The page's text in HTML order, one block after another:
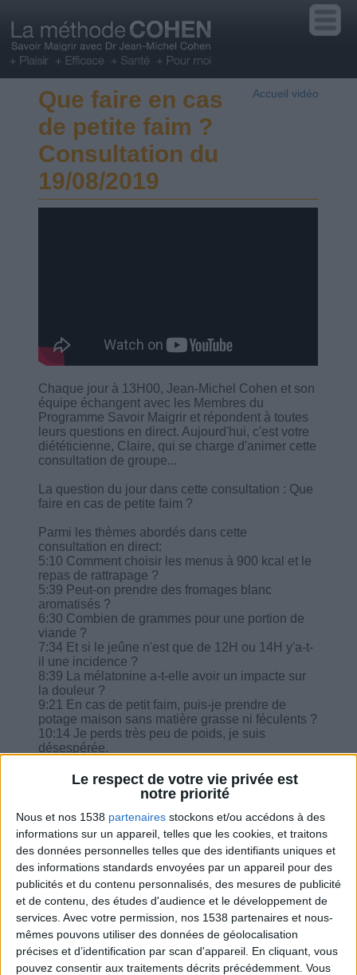
Le respect de votre vie privée est
notre priorité
Nous et nos 1538 partenaires stockons et/ou accédons à des
informations sur un appareil, telles que les cookies, et traitons
des données personnelles telles que des identifiants uniques et
des informations standards envoyées par un appareil pour des
publicités et du contenu personnalisés, des mesures de publicité
et de contenu, des études d'audience et le développement de
services. Avec votre permission, nos 1538 partenaires et nous-
mêmes pouvons utiliser des données de géolocalisation
précises et d’identification par scan d'appareil. En cliquant, vous
pouvez consentir aux traitements décrits précédemment. Vous
Accueil vidéo
Que faire en cas
de petite faim ?
Consultation du
19/08/2019
Chaque jour à 13H00, Jean-Michel Cohen et son
équipe échangent avec les Membres du
Programme Savoir Maigrir et répondent à toutes
leurs questions en direct. Aujourd'hui, c'est votre
diététicienne, Claire, qui se charge d'animer cette
consultation de groupe...
La question du jour dans cette consultation : Que
faire en cas de petite faim ?
Parmi les thèmes abordés dans cette
consultation en direct:
5:10 Comment choisir les menus à 900 kcal et le
repas de rattrapage ?
5:39 Peut-on prendre des fromages blanc
aromatisés ?
6:30 Combien de grammes pour une portion de
viande ?
7:34 Et si le jeûne n'est que de 12H ou 14H y'a-t-
il une incidence ?
8:39 La mélatonine a-t-elle avoir un impacte sur
la douleur ?
9:21 En cas de petit faim, puis-je prendre de
potage maison sans matière grasse ni féculents ?
10:14 Je perds très peu de poids, je suis
désespérée.
presque, j'ai le droit à quelle quantité de kéfir
11:41 Equivalence de cottage cheese ?
13:17 Taillefine 0% un pot, est-ce bon ?
Combien de kilos souhaitez-vous perdre ?
Moins de
5 kilos
De 5 à 10
kilos
Plus de
10 kilos